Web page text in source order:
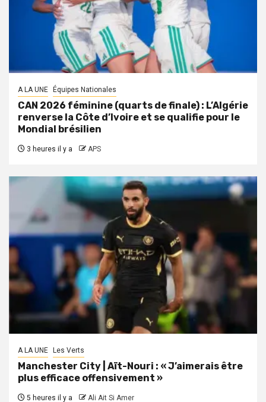
A LA UNE Équipes Nationales
CAN 2026 féminine (quarts de finale) : L’Algérie
renverse la Côte d’Ivoire et se qualifie pour le
Mondial brésilien
3 heures il y a APS
A LA UNE Les Verts
Manchester City | Aït-Nouri : « J’aimerais être
plus efficace offensivement »
5 heures il y a Ali Ait Si Amer